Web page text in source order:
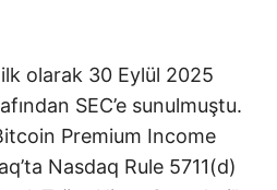
olarak 30 Eylül 2025
SEC’e sunulmuştu.
Premium Income
Nasdaq Rule 5711(d)